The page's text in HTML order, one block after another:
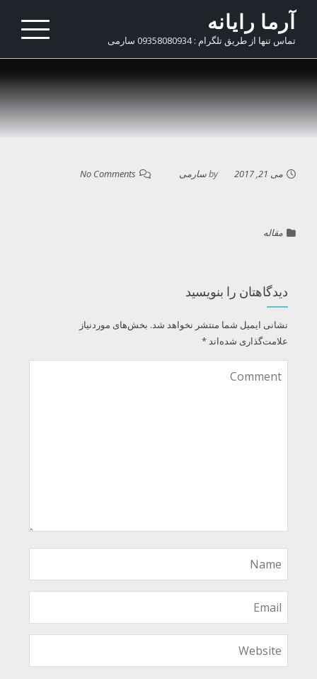
Skip
content
آرما رایانه
تماس تنها از طریق تلگرام : 09358080934 سارمی
می 21, 2017 by سارمی No Comments
مقاله
دیدگاهتان را بنویسید
نشانی ایمیل شما منتشر نخواهد شد. بخش‌های موردنیاز
علامت‌گذاری شده‌اند*